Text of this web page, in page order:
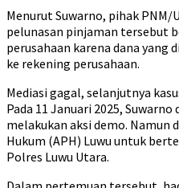
Menurut Suwarno, pihak PNM/
pelunasan pinjaman tersebut
perusahaan karena dana yang
ke rekening perusahaan.
Mediasi gagal, selanjutnya
Pada 11 Januari 2025,
melakukan aksi demo.
Hukum (APH) Luwu untuk
Polres Luwu Utara.